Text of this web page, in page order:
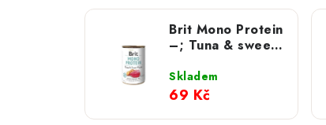
Brit Mono Protein
–; Tuna & sweet
Skladem
69 Kč